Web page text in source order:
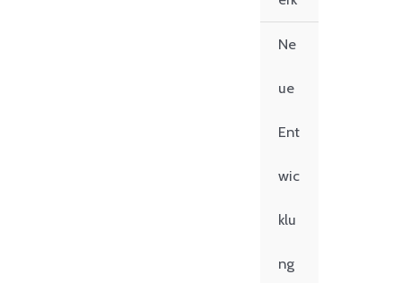
Ne
ue
Ent
wic
klu
ng